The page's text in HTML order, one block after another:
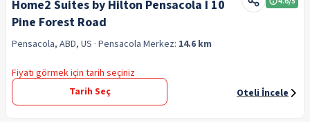
Home2 Suites by Hilton Pensacola I 10
Pine Forest Road
Pensacola, ABD, US · Pensacola Merkez: 14.6 km
Fiyatı görmek için tarih seçiniz
Tarih Seç
Oteli İncele